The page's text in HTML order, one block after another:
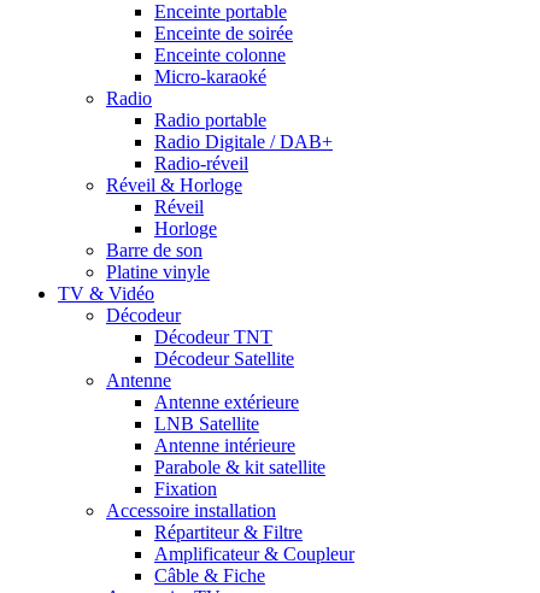
Enceinte portable
Enceinte de soirée
Enceinte colonne
Micro-karaoké
Radio
Radio portable
Radio Digitale / DAB+
Radio-réveil
Réveil & Horloge
Réveil
Horloge
Barre de son
Platine vinyle
TV & Vidéo
Décodeur
Décodeur TNT
Décodeur Satellite
Antenne
Antenne extérieure
LNB Satellite
Antenne intérieure
Parabole & kit satellite
Fixation
Accessoire installation
Répartiteur & Filtre
Amplificateur & Coupleur
Câble & Fiche